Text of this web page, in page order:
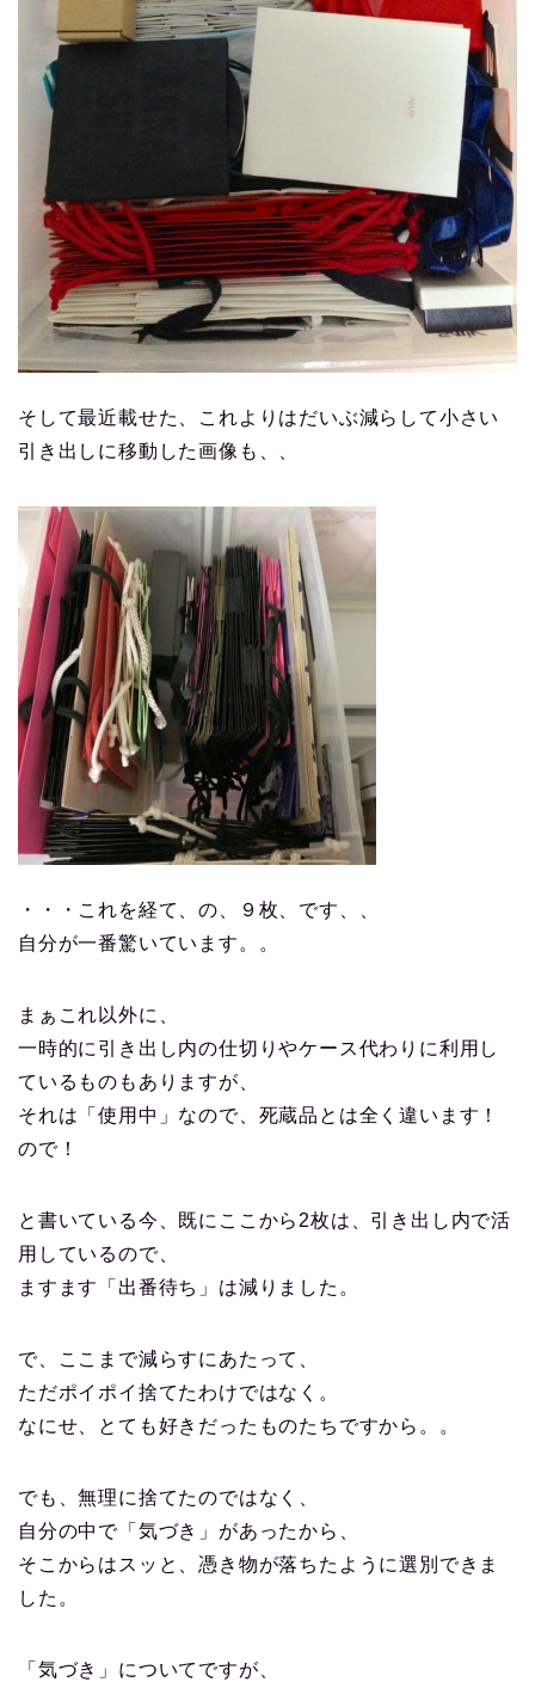
そして最近載せた、これよりはだいぶ減らして小さい
引き出しに移動した画像も、、
・・・これを経て、の、９枚、です、、
自分が一番驚いています。。
まぁこれ以外に、
一時的に引き出し内の仕切りやケース代わりに利用し
ているものもありますが、
それは「使用中」なので、死蔵品とは全く違います！
ので！
と書いている今、既にここから2枚は、引き出し内で活
用しているので、
ますます「出番待ち」は減りました。
で、ここまで減らすにあたって、
ただポイポイ捨てたわけではなく。
なにせ、とても好きだったものたちですから。。
でも、無理に捨てたのではなく、
自分の中で「気づき」があったから、
そこからはスッと、憑き物が落ちたように選別できま
した。
「気づき」についてですが、